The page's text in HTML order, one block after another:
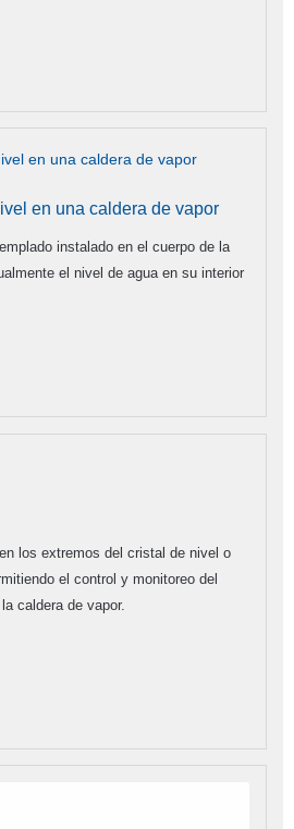
en una caldera de vapor
instalado en el cuerpo de la
el nivel de agua en su interior
los extremos del cristal de nivel o
el control y monitoreo del
caldera de vapor.